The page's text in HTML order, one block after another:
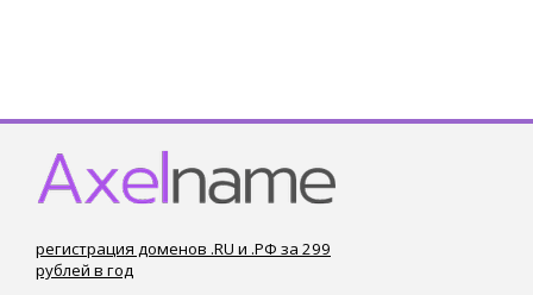
регистрация доменов .RU и .РФ за 299
рублей в год